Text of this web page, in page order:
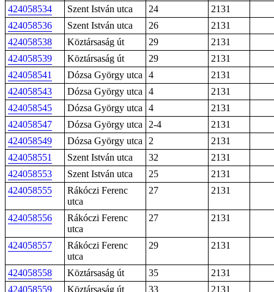
424058534
Szent István utca 24
2131
424058536
Szent István utca 26
2131
424058538
Köztársaság út 29
2131
424058539
Köztársaság út 29
2131
424058541
Dózsa György utca 4
2131
424058543
Dózsa György utca 4
2131
424058545
Dózsa György utca 4
2131
424058547
Dózsa György utca 2-4
2131
424058549
Dózsa György utca 2
2131
424058551
Szent István utca 32
2131
424058553
Szent István utca 25
2131
424058555
Rákóczi Ferenc
utca
27 2131
424058556
Rákóczi Ferenc
utca
27 2131
424058557
Rákóczi Ferenc
utca
29 2131
424058558 Köztársaság út 35
2131
424058559
Köztársaság út 33 2131